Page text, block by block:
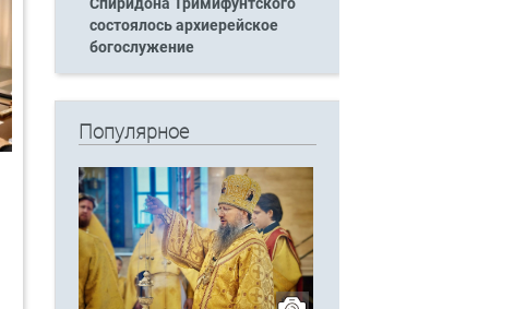
Спиридона Тримифунтского
состоялось архиерейское
богослужение
Популярное